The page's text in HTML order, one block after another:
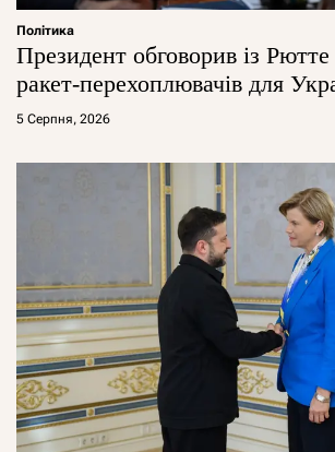
Політика
Президент обговорив із
ракет-перехоплювачів для
5 Серпня, 2026